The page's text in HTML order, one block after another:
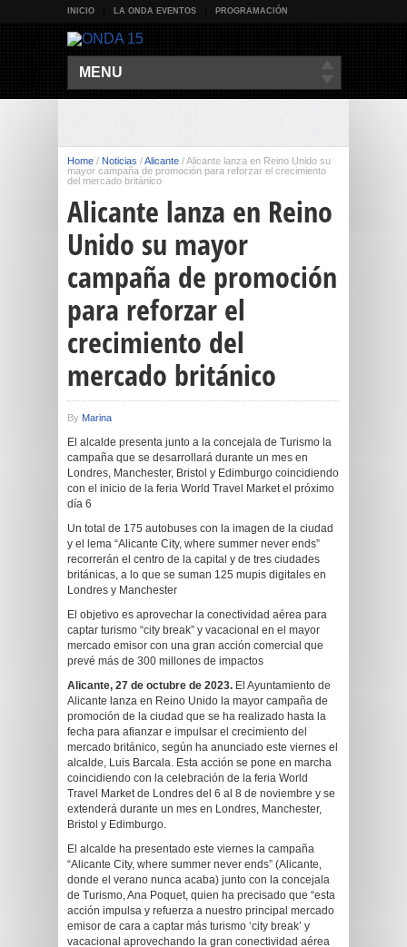
INICIO LA ONDA EVENTOS PROGRAMACIÓN
MENU
Home / Noticias /Alicante /Alicante lanza en Reino Unido su
mayor campaña de promoción para reforzar el crecimiento
del mercado británico
Alicante lanza en Reino
Unido su mayor
campaña de promoción
para reforzar el
crecimiento del
mercado británico
By Marina
El alcalde presenta junto a la concejala de Turismo la
campaña que se desarrollará durante un mes en
Londres, Manchester, Bristol y Edimburgo coincidiendo
con el inicio de la feria World Travel Market el próximo
día 6
Un total de 175 autobuses con la imagen de la ciudad
y el lema “Alicante City, where summer never ends”
recorrerán el centro de la capital y de tres ciudades
británicas, a lo que se suman 125 mupis digitales en
Londres y Manchester
El objetivo es aprovechar la conectividad aérea para
captar turismo “city break” y vacacional en el mayor
mercado emisor con una gran acción comercial que
prevé más de 300 millones de impactos
Alicante, 27 de octubre de 2023. El Ayuntamiento de
Alicante lanza en Reino Unido la mayor campaña de
promoción de la ciudad que se ha realizado hasta la
fecha para afianzar e impulsar el crecimiento del
mercado británico, según ha anunciado este viernes el
alcalde, Luis Barcala. Esta acción se pone en marcha
coincidiendo con la celebración de la feria World
Travel Market de Londres del 6 al 8 de noviembre y se
extenderá durante un mes en Londres, Manchester,
Bristol y Edimburgo.
El alcalde ha presentado este viernes la campaña
“Alicante City, where summer never ends” (Alicante,
donde el verano nunca acaba) junto con la concejala
de Turismo, Ana Poquet, quien ha precisado que “esta
acción impulsa y refuerza a nuestro principal mercado
emisor de cara a captar más turismo ‘city break’ y
vacacional aprovechando la gran conectividad aérea